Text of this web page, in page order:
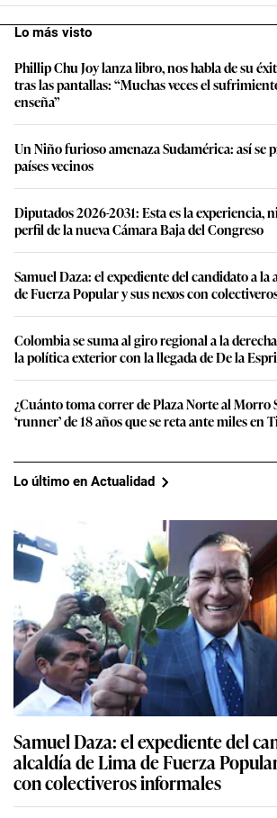
Lo más visto
Phillip Chu Joy lanza libro, nos habla de su
tras las pantallas: “Muchas veces el
enseña”
Un Niño furioso amenaza Sudamérica: así se
países vecinos
Diputados 2026-2031: Esta es la experiencia,
perfil de la nueva Cámara Baja del Congreso
Samuel Daza: el expediente del candidato a la
de Fuerza Popular y sus nexos con
Colombia se suma al giro regional a la
la política exterior con la llegada de De la
¿Cuánto toma correr de Plaza Norte al Morro
‘runner’ de 18 años que se reta ante miles en
Lo último en Actualidad
Samuel Daza: el expediente del
alcaldía de Lima de Fuerza
con colectiveros informales